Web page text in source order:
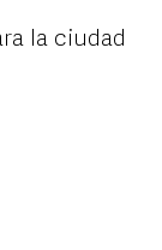
la ciudad